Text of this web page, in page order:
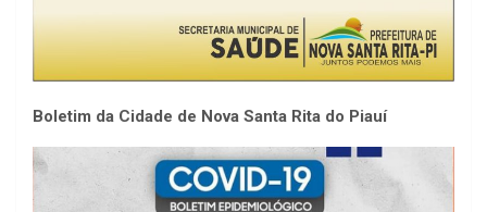
Boletim da Cidade de Nova Santa Rita do Piauí